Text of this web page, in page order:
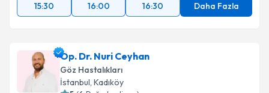
15:30
16:00 16:30 Daha Fazla
Op. Dr. Nuri Ceyhan
Göz Hastalıkları
İstanbul, Kadıköy